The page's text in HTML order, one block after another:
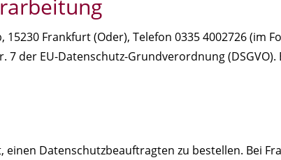
Frankfurt (Oder), Telefon 0335 4002726 (im
der EU-Datenschutz-Grundverordnung (DSGVO).
einen Datenschutzbeauftragten zu bestellen. Bei